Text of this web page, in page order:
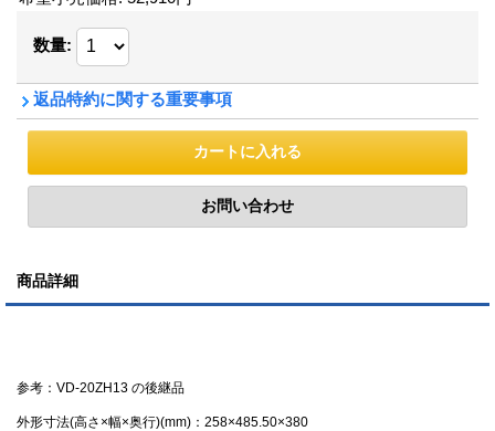
数量:
返品特約に関する重要事項
商品詳細
参考：VD-20ZH13 の後継品
外形寸法(高さ×幅×奥行)(mm)：258×485.50×380